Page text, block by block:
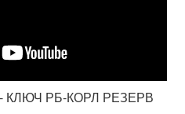
- КЛЮЧ РБ-КОРЛ РЕЗЕРВ